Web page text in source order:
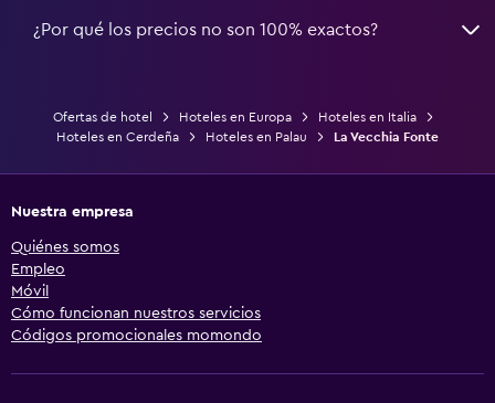
¿Por qué los precios no son 100% exactos?
Ofertas de hotel Hoteles en Europa
Hoteles en Italia
Hoteles en Cerdeña
Hoteles en Palau La Vecchia Fonte
Nuestra empresa
Quiénes somos
Empleo
Móvil
Cómo funcionan nuestros servicios
Códigos promocionales momondo